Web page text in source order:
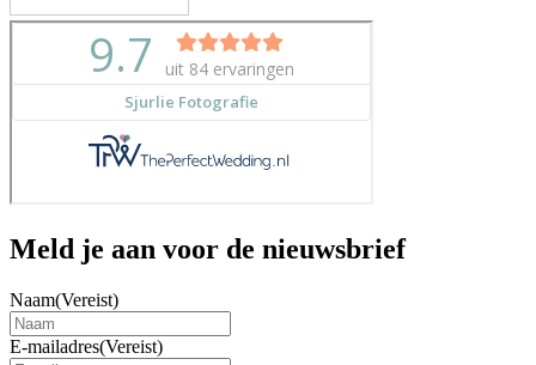
Meld je aan voor de nieuwsbrief
Naam(Vereist)
E-mailadres(Vereist)